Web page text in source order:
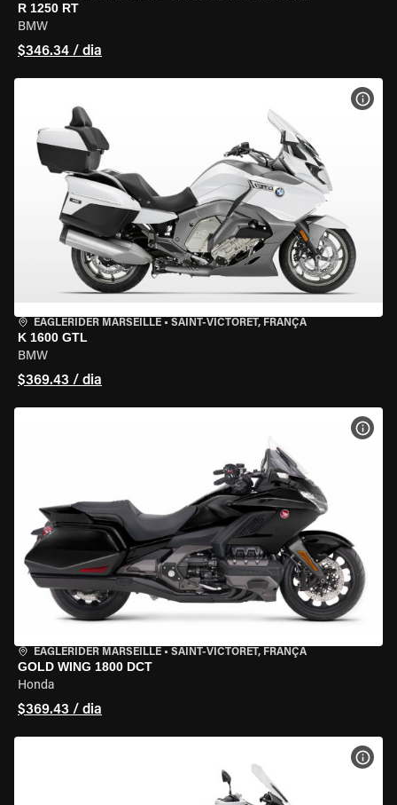
R 1250 RT
BMW
$346.34 / dia
EAGLERIDER MARSEILLE • SAINT-VICTORET, FRANÇA
K 1600 GTL
BMW
$369.43 / dia
VER
EAGLERIDER MARSEILLE • SAINT-VICTORET, FRANÇA
GOLD WING 1800 DCT
Honda
$369.43 / dia
VER
VER